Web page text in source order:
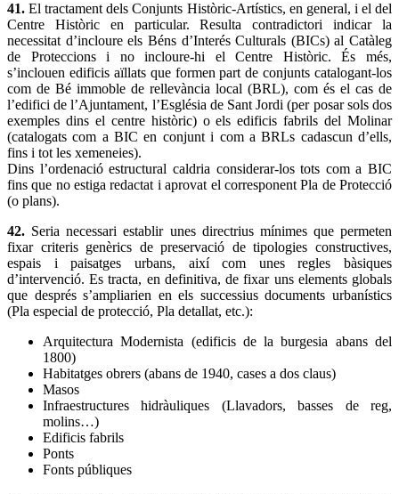
41. El tractament dels Conjunts Històric-Artístics, en general, i el del
Centre Històric en particular. Resulta contradictori indicar la
necessitat d’incloure els Béns d’Interés Culturals (BICs) al Catàleg
de Proteccions i no incloure-hi el Centre Històric. És més,
s’inclouen edificis aïllats que formen part de conjunts catalogant-los
com de Bé immoble de rellevància local (BRL), com és el cas de
l’edifici de l’Ajuntament, l’Església de Sant Jordi (per posar sols dos
exemples dins el centre històric) o els edificis fabrils del Molinar
(catalogats com a BIC en conjunt i com a BRLs cadascun d’ells,
fins i tot les xemeneies).
Dins l’ordenació estructural caldria considerar-los tots com a BIC
fins que no estiga redactat i aprovat el corresponent Pla de Protecció
(o plans).
42. Seria necessari establir unes directrius mínimes que permeten
fixar criteris genèrics de preservació de tipologies constructives,
espais i paisatges urbans, així com unes regles bàsiques
d’intervenció. Es tracta, en definitiva, de fixar uns elements globals
que després s’ampliarien en els successius documents urbanístics
(Pla especial de protecció, Pla detallat, etc.):
Arquitectura Modernista (edificis de la burgesia abans del
1800)
Habitatges obrers (abans de 1940, cases a dos claus)
Masos
Infraestructures hidràuliques (Llavadors, basses de reg,
molins…)
Edificis fabrils
Ponts
Fonts públiques